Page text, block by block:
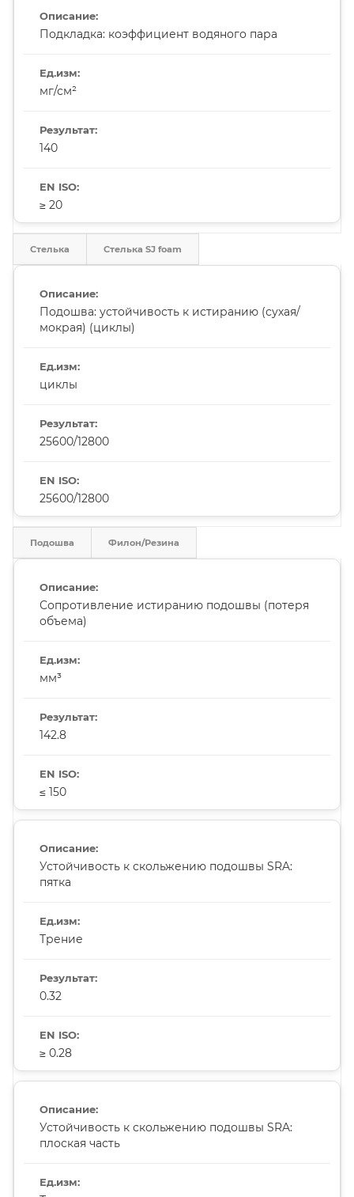
Подкладка: коэффициент водяного пара
мг/см²
140
≥ 20
Стелька Стелька SJ foam
Подошва: устойчивость к истиранию (сухая/
мокрая) (циклы)
циклы
25600/12800
25600/12800
Подошва Филон/Резина
Сопротивление истиранию подошвы (потеря
объема)
мм³
142.8
≤ 150
Устойчивость к скольжению подошвы SRA:
пятка
Трение
0.32
≥ 0.28
Устойчивость к скольжению подошвы SRA:
плоская часть